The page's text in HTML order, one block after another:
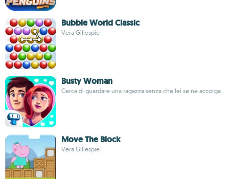
Bubble World Classic
Vera Gillespie
Busty Woman
Cerca di guardare una ragazza senza che lei se ne accorga
Move The Block
Vera Gillespie